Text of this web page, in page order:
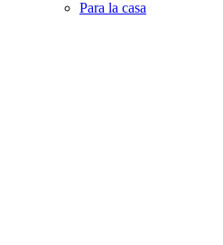
Para la casa